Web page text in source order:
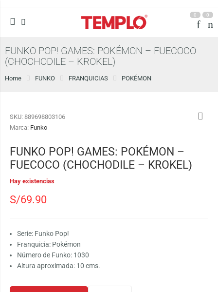
0 0
FUNKO POP! GAMES: POKÉMON – FUECOCO
(CHOCHODILE – KROKEL)
Home FUNKO FRANQUICIAS POKÉMON
SKU: 889698803106
Marca: Funko
FUNKO POP! GAMES: POKÉMON –
FUECOCO (CHOCHODILE – KROKEL)
Hay existencias
S/69.90
Serie: Funko Pop!
Franquicia: Pokémon
Número de Funko: 1030
Altura aproximada: 10 cms.